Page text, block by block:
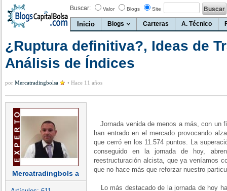
Buscar: Valor Blogs Site
Inicio Blogs Carteras A. Técnico
¿Ruptura definitiva?, Ideas de
Análisis de Índices
por Mercatradingbolsa • Hace 11 años
Mercatradingbols a
Jornada venida de menos a más, con un
han entrado en el mercado provocando
que cerró en los 11.574 puntos. La
conseguido en la jornada de hoy,
reestructuración alcista, que ya veníamos
que no hace más que reforzar nuestro
Lo más destacado de la jornada de hoy